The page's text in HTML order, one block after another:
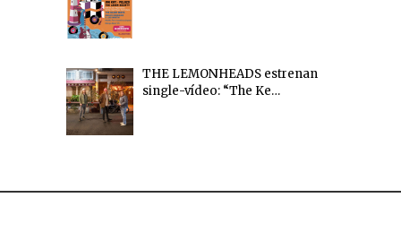
THE LEMONHEADS estrenan
single-vídeo: “The Ke…